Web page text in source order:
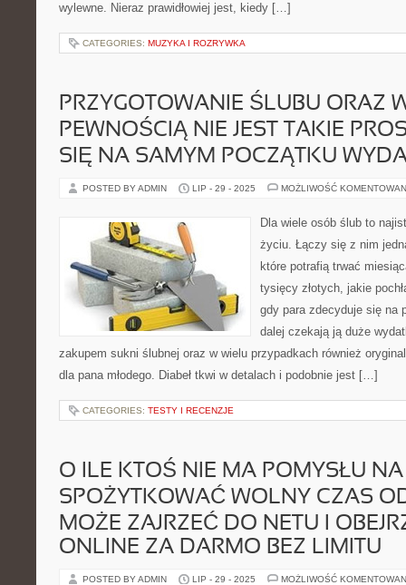
wylewne. Nieraz prawidłowiej jest, kiedy […]
CATEGORIES: MUZYKA I ROZRYWKA
PRZYGOTOWANIE ŚLUBU ORAZ
PEWNOŚCIĄ NIE JEST TAKIE
SIĘ NA SAMYM POCZĄTKU
POSTED BY ADMIN LIP - 29 - 2025 MOŻLIWOŚĆ
Dla wiele osób ślub to
życiu. Łączy się z nim
które potrafią trwać
tysięcy złotych, jakie
gdy para zdecyduje się na
dalej czekają ją duże
zakupem sukni ślubnej oraz w wielu przypadkach również
dla pana młodego. Diabeł tkwi w detalach i podobnie jest […]
CATEGORIES: TESTY I RECENZJE
O ILE KTOŚ NIE MA POMYSŁU
SPOŻYTKOWAĆ WOLNY CZAS
MOŻE ZAJRZEĆ DO NETU I
ONLINE ZA DARMO BEZ LIMITU
POSTED BY ADMIN LIP - 29 - 2025 MOŻLIWOŚĆ